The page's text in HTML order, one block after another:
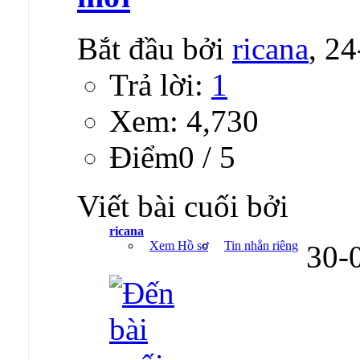
Bắt đầu bởi ricana,
Trả lời: 1
Xem: 4,730
Ðiểm0 / 5
Viết bài cuối bởi
ricana
Xem Hồ sơ
Tin nhắn riêng 30-